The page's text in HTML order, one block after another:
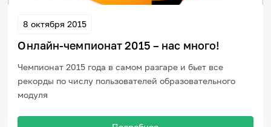
8 октября 2015
Онлайн-чемпионат 2015 – нас много!
Чемпионат 2015 года в самом разгаре и бьет все
рекорды по числу пользователей образовательного
модуля